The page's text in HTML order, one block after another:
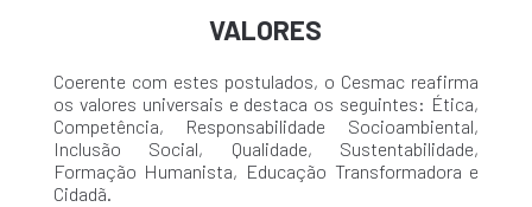
VALORES
Coerente com estes postulados, o Cesmac reafirma
os valores universais e destaca os seguintes: Ética,
Competência, Responsabilidade Socioambiental,
Inclusão Social, Qualidade, Sustentabilidade,
Formação Humanista, Educação Transformadora e
Cidadã.